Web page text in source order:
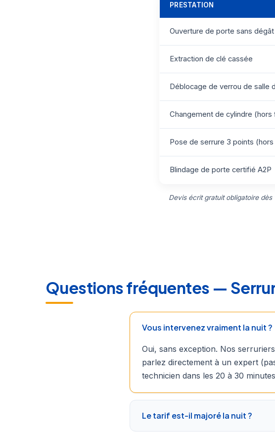
PRESTATION
Ouverture de porte sans dégât
Extraction de clé cassée
Déblocage de verrou de salle
Changement de cylindre (hors
Pose de serrure 3 points
Blindage de porte certifié A2P
Devis écrit gratuit obligatoire
Questions fréquentes —
Vous intervenez vraiment la nuit ?
Oui, sans exception. Nos
parlez directement à un expert
technicien dans les 20 à 30
Le tarif est-il majoré la nuit ?